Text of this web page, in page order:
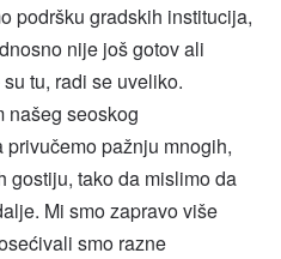
podršku gradskih institucija,
nije još gotov ali
tu, radi se uveliko.
našeg seoskog
pažnju mnogih,
gostiju, tako da mislimo da
Mi smo zapravo više
smo razne